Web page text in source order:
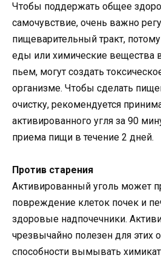
Чтобы поддержать общее
самочувствие, очень важно
пищеварительный тракт,
еды или химические вещества
пьем, могут создать
организме. Чтобы сделать
очистку, рекомендуется
активированного угля за 90
приема пищи в течение 2 дней.
Против старения
Активированный уголь может
повреждение клеток почек и
здоровые надпочечники.
чрезвычайно полезен для этих
способности вымывать